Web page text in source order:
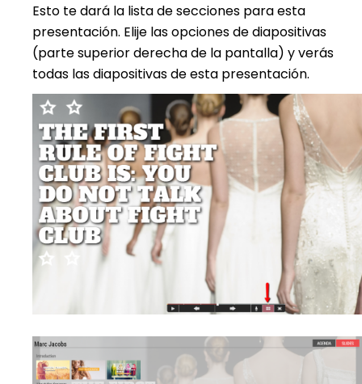
Esto te dará la lista de secciones para esta
presentación. Elije las opciones de diapositivas
(parte superior derecha de la pantalla) y verás
todas las diapositivas de esta presentación.